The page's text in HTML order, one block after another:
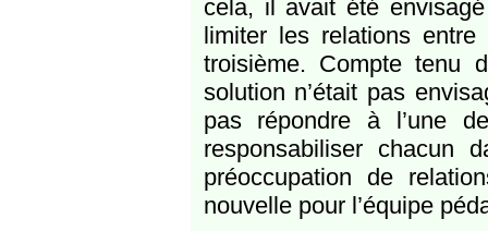
cela, il avait été
limiter les relations
troisième. Compte tenu
solution n’était pas
pas répondre à l’une
responsabiliser chacun
préoccupation de
nouvelle pour l’équipe